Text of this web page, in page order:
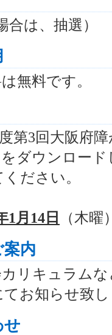
合は、抽選）
無料です。
第3回大阪府
ダウンロー
ださい。
1月14日 （木曜
内
リキュラム
てお知らせ致
せ